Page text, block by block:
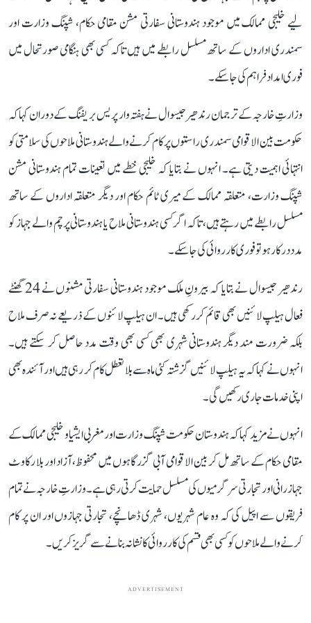
لیے خلیجی ممالک میں موجود ہندوستانی سفارتی مشن مقامی حکام، شپنگ وزارت اور
سمندری اداروں کے ساتھ مسلسل رابطے میں ہیں تاکہ کسی بھی ہنگامی صورتحال میں
فوری امداد فراہم کی جا سکے۔
وزارتِ خارجہ کے ترجمان رندھیر جیسوال نے ہفتہ وار پریس بریفنگ کے دوران کہا کہ
حکومت بین الاقوامی سمندری راستوں پر کام کرنے والے ہندوستانی ملاحوں کی سلامتی کو
انتہائی اہمیت دیتی ہے۔ انہوں نے بتایا کہ خلیجی خطے میں تعینات تمام ہندوستانی مشن
شپنگ وزارت، متعلقہ ممالک کے میری ٹائم حکام اور دیگر متعلقہ اداروں کے ساتھ
مسلسل رابطے میں رہتے ہیں، تاکہ اگر کسی ہندوستانی ملاح یا ہندوستانی پرچم والے جہاز کو
مدد درکار ہو تو فوری کارروائی کی جا سکے۔
رندھیر جیسوال نے بتایا کہ بیرونِ ملک موجود ہندوستانی سفارتی مشنوں نے 24 گھنٹے
فعال ہیلپ لائنیں بھی قائم کر رکھی ہیں۔ ان ہیلپ لائنوں کے ذریعے نہ صرف ملاح
بلکہ ضرورت مند دیگر ہندوستانی شہری بھی کسی بھی وقت مدد حاصل کر سکتے ہیں۔
انہوں نے کہا کہ یہ ہیلپ لائنیں گزشتہ کئی ماہ سے بلا تعطل کام کر رہی ہیں اور آئندہ بھی
اپنی خدمات جاری رکھیں گی۔
انہوں نے مزید کہا کہ ہندوستان حکومت شپنگ وزارت اور مغربی ایشیا و خلیجی ممالک کے
مقامی حکام کے ساتھ مل کر بین الاقوامی آبی گزرگاہوں میں محفوظ، آزاد اور بلا رکاوٹ
جہاز رانی اور تجارتی سرگرمیوں کی مسلسل حمایت کرتی رہی ہے۔ وزارتِ خارجہ نے تمام
فریقوں سے اپیل کی کہ وہ عام شہریوں، شہری ڈھانچے، تجارتی جہازوں اور ان پر کام
کرنے والے ملاحوں کو کسی بھی قسم کی کارروائی کا نشانہ بنانے سے گریز کریں۔
ADVERTISEMENT